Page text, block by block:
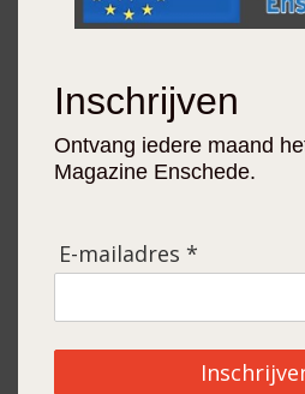
Inschrijven
Ontvang iedere maand
Magazine Enschede.
E-mailadres *